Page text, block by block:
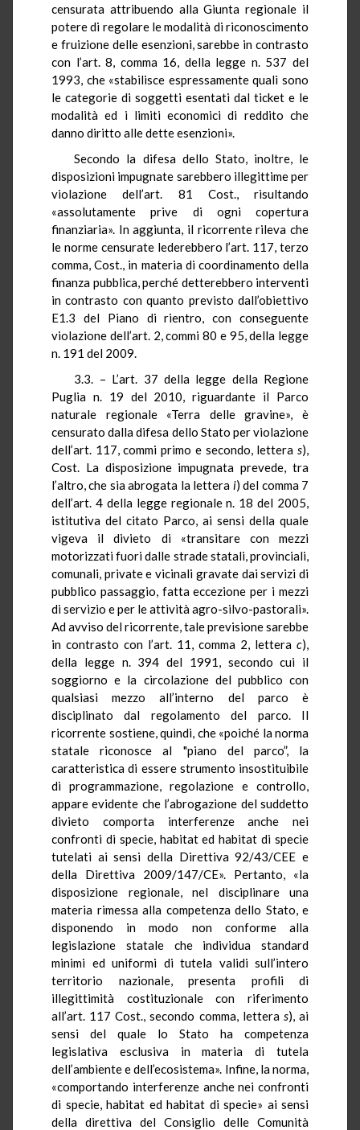
censurata attribuendo alla Giunta regionale il
potere di regolare le modalità di riconoscimento
e fruizione delle esenzioni, sarebbe in contrasto
con l’art. 8, comma 16, della legge n. 537 del
1993, che «stabilisce espressamente quali sono
le categorie di soggetti esentati dal ticket e le
modalità ed i limiti economici di reddito che
danno diritto alle dette esenzioni».
Secondo la difesa dello Stato, inoltre, le
disposizioni impugnate sarebbero illegittime per
violazione dell’art. 81 Cost., risultando
«assolutamente prive di ogni copertura
finanziaria». In aggiunta, il ricorrente rileva che
le norme censurate lederebbero l’art. 117, terzo
comma, Cost., in materia di coordinamento della
finanza pubblica, perché detterebbero interventi
in contrasto con quanto previsto dall’obiettivo
E1.3 del Piano di rientro, con conseguente
violazione dell’art. 2, commi 80 e 95, della legge
n. 191 del 2009.
3.3. – L’art. 37 della legge della Regione
Puglia n. 19 del 2010, riguardante il Parco
naturale regionale «Terra delle gravine», è
censurato dalla difesa dello Stato per violazione
dell’art. 117, commi primo e secondo, lettera s),
Cost. La disposizione impugnata prevede, tra
l’altro, che sia abrogata la lettera i) del comma 7
dell’art. 4 della legge regionale n. 18 del 2005,
istitutiva del citato Parco, ai sensi della quale
vigeva il divieto di «transitare con mezzi
motorizzati fuori dalle strade statali, provinciali,
comunali, private e vicinali gravate dai servizi di
pubblico passaggio, fatta eccezione per i mezzi
di servizio e per le attivitàagro-silvo-pastorali».
Ad avviso del ricorrente, tale previsione sarebbe
in contrasto con l’art. 11, comma 2, lettera c),
della legge n. 394 del 1991, secondo cui il
soggiorno e la circolazione del pubblico con
qualsiasi mezzo all’interno del parco è
disciplinato dal regolamento del parco. Il
ricorrente sostiene, quindi, che «poiché la norma
statale riconosce al "piano del parco”, la
caratteristica di essere strumento insostituibile
di programmazione, regolazione e controllo,
appare evidente che l’abrogazione del suddetto
divieto comporta interferenze anche nei
confronti di specie, habitat ed habitat di specie
tutelati ai sensi della Direttiva 92/43/CEE e
della Direttiva 2009/147/CE». Pertanto, «la
disposizione regionale, nel disciplinare una
materia rimessa alla competenza dello Stato, e
disponendo in modo non conforme alla
legislazione statale che individua standard
minimi ed uniformi di tutela validi sull’intero
territorio nazionale, presenta profili di
illegittimità costituzionale con riferimento
all’art. 117 Cost., secondo comma, lettera s), ai
sensi del quale lo Stato ha competenza
legislativa esclusiva in materia di tutela
dell’ambiente e dell’ecosistema». Infine, la norma,
«comportando interferenze anche nei confronti
di specie, habitat ed habitat di specie» ai sensi
della direttiva del Consiglio delle Comunità